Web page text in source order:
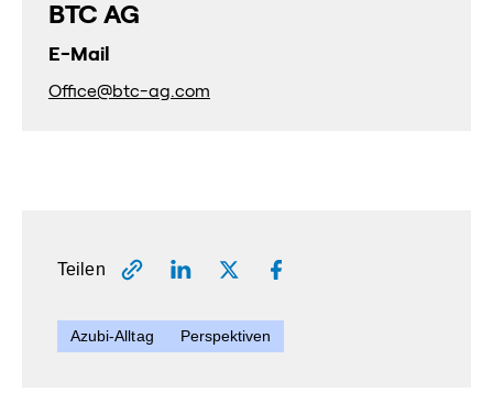
BTC AG
E-Mail
Office@btc-ag.com
Teilen
Azubi-Alltag Perspektiven